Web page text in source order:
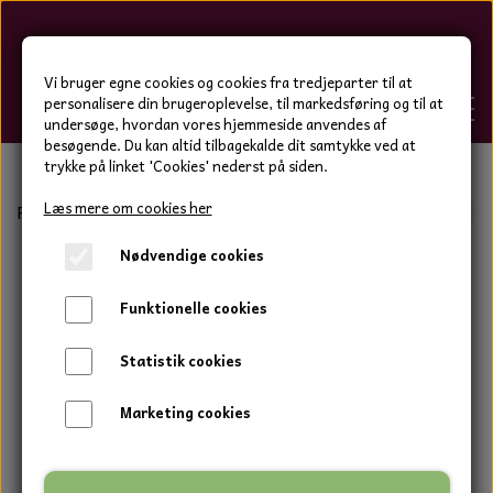
Hygge-Liv
FORSIDE
WEBSHOP
BOLIG OG HAVE
DUFTBLOKKE OG TILBEHØR
DUFT BLOKKE
VINDSPIL
HJEMMESKO OG TØJ
HJEMMESKO
RESTSALG
HJEMMESKO OG TØJ
HJEMMESKO
LÆDER BÆLTER - TASKER - CAPS
TERMOSTRØMPER LEGGINGS
Forside Hjemmesko og tøj
Vi bruger egne cookies og cookies fra tredjeparter til at
personalisere din brugeroplevelse, til markedsføring og til at
undersøge, hvordan vores hjemmeside anvendes af
besøgende. Du kan altid tilbagekalde dit samtykke ved at
trykke på linket 'Cookies' nederst på siden.
Læs mere om cookies her
Nødvendige cookies
Funktionelle cookies
Statistik cookies
Marketing cookies